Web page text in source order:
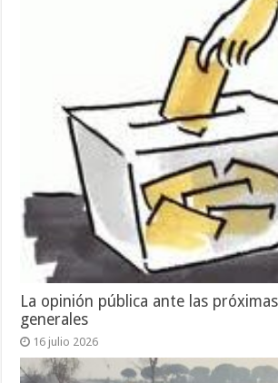
La opinión pública ante las
generales
16 julio 2026